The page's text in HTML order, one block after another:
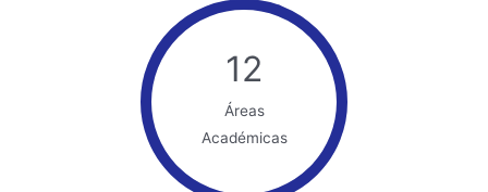
12
Áreas
Académicas